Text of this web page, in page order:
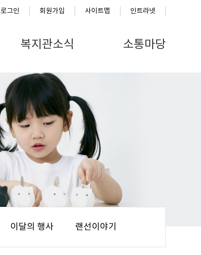
로그인 회원가입 사이트맵 인트라넷
복지관소식 소통마당
이달의 행사 랜선이야기